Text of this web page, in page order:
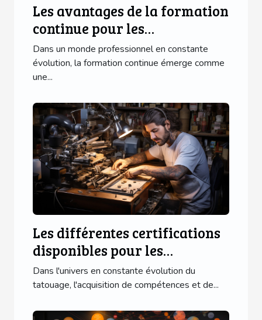
Les avantages de la formation
continue pour les
professionnels de l'industrie
au Havre
Dans un monde professionnel en constante
évolution, la formation continue émerge comme
une...
Les différentes certifications
disponibles pour les
tatoueurs en formation
Dans l'univers en constante évolution du
tatouage, l'acquisition de compétences et de...